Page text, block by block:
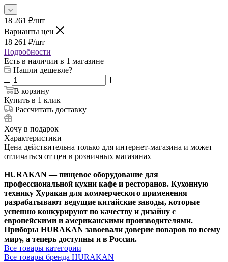
18 261 ₽/шт
Варианты цен
18 261 ₽/шт
Подробности
Есть в наличии в 1 магазине
Нашли дешевле?
В корзину
Купить в 1 клик
Рассчитать доставку
Хочу в подарок
Характеристики
Цена действительна только для интернет-магазина и может
отличаться от цен в розничных магазинах
HURAKAN — пищевое оборудование для
профессиональной кухни кафе и ресторанов. Кухонную
технику Хуракан для коммерческого применения
разрабатывают ведущие китайские заводы, которые
успешно конкурируют по качеству и дизайну с
европейскими и американскими производителями.
Приборы HURAKAN завоевали доверие поваров по всему
миру, а теперь доступны и в России.
Все товары категории
Все товары бренда HURAKAN